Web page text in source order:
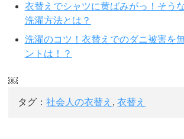
衣替えでシャツに黄ばみがっ！そう
洗濯方法とは？
洗濯のコツ！衣替えでのダニ被害を
ントは！？
￼
タグ：社会人の衣替え ,衣替え